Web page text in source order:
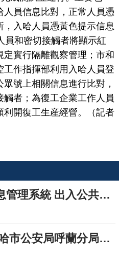
員信息比對，正常人員憑
入哈人員憑黃色提示信息
員和密切接觸者將顯示紅
實行隔離觀察管理；市和
工作指揮部利用入哈人員登
號上相關信息進行比對，
者；為復工企業工作人員
利開復工生産經營。（記者
哈爾濱建人員流動信息管理系統 出入公共場所將掃碼登記
守好哈爾濱“北大門” 哈市公安局呼蘭分局全力抗“疫”